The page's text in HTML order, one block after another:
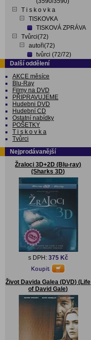
T i s k o v k a
TISKOVKA
TISKOVÁ ZPRÁVA
Tvůrci(72)
autoři(72)
tvůrci (72/72)
Další oddělení
AKCE měsíce
Blu-Ray
Filmy na DVD
PŘIPRAVUJEME
Hudebni DVD
Hudební CD
Ostatní nabídky
POŠETKY
T i s k o v k a
Tvůrci
Nejprodávanější
Žraloci 3D+2D (Blu-ray)
(Sharks 3D)
s DPH: 375 Kč
Život Davida Galea (DVD) (Life
of David Gale)